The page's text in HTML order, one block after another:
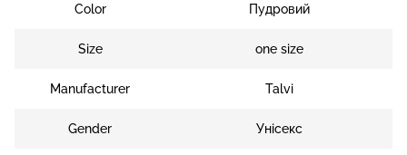
Color Пудровий
Size one size
Manufacturer Talvi
Gender Унісекс